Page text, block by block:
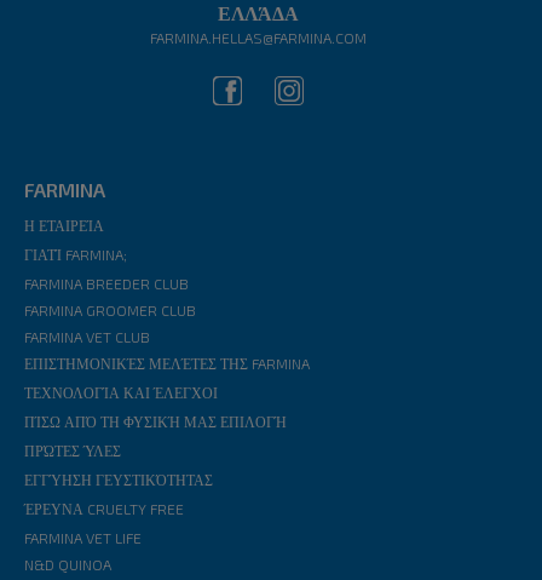
ΕΛΛΆΔΑ
FARMINA.HELLAS@FARMINA.COM
FARMINA
Η ΕΤΑΙΡΕΊΑ
ΓΙΑΤΊ FARMINA;
FARMINA BREEDER CLUB
FARMINA GROOMER CLUB
FARMINA VET CLUB
ΕΠΙΣΤΗΜΟΝΙΚΈΣ ΜΕΛΈΤΕΣ ΤΗΣ FARMINA
ΤΕΧΝΟΛΟΓΊΑ ΚΑΙ ΈΛΕΓΧΟΙ
ΠΊΣΩ ΑΠΌ ΤΗ ΦΥΣΙΚΉ ΜΑΣ ΕΠΙΛΟΓΉ
ΠΡΏΤΕΣ ΎΛΕΣ
ΕΓΓΎΗΣΗ ΓΕΥΣΤΙΚΌΤΗΤΑΣ
ΈΡΕΥΝΑ CRUELTY FREE
FARMINA VET LIFE
N&D QUINOA